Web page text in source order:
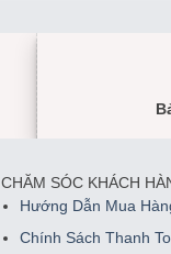
CHĂM SÓC KHÁCH
Hướng Dẫn Mua
Chính Sách Thanh